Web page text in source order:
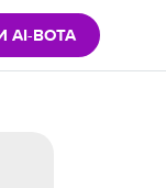
AI-BOTA